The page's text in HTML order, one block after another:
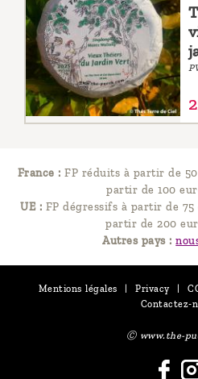
France : FP réduits à partir de
partir de 100
UE : FP dégressifs à partir de
partir de 200
Autres pays :
Mentions légales Privacy
Contactez-
Ⓒ www.the-